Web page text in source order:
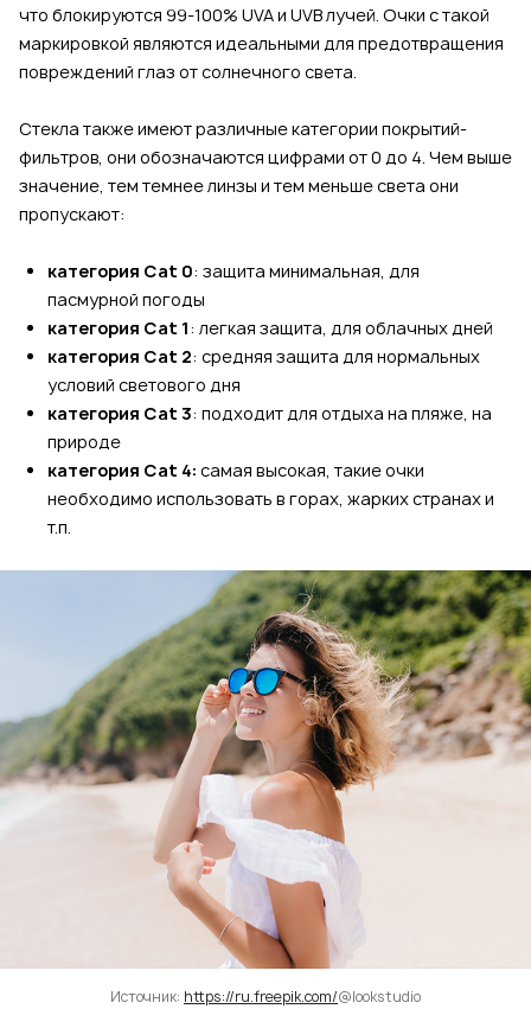
что блокируются 99-100% UVA и UVB лучей. Очки с такой
маркировкой являются идеальными для предотвращения
повреждений глаз от солнечного света.
Стекла также имеют различные категории покрытий-
фильтров, они обозначаются цифрами от 0 до 4. Чем выше
значение, тем темнее линзы и тем меньше света они
пропускают:
категория Cat 0: защита минимальная, для
пасмурной погоды
категория Cat 1: легкая защита, для облачных дней
категория Cat 2: средняя защита для нормальных
условий светового дня
категория Cat 3: подходит для отдыха на пляже, на
природе
категория Cat 4: самая высокая, такие очки
необходимо использовать в горах, жарких странах и
т.п.
Источник: https://ru.freepik.com/@lookstudio